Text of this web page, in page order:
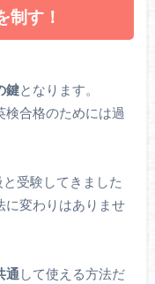
制す！
鍵となります。
検合格のためには過
受験してきました
に変わりはありませ
通 して使える方法だ